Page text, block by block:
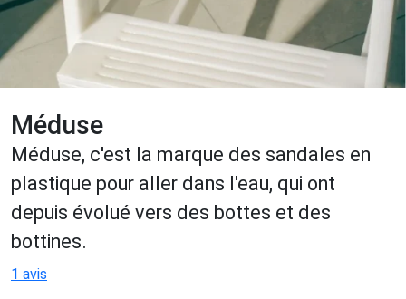
Méduse
Méduse, c'est la marque des sandales en
plastique pour aller dans l'eau, qui ont
depuis évolué vers des bottes et des
bottines.
1 avis